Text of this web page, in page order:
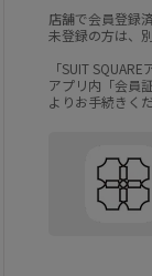
店舗で会員登録
未登録の方は、
「SUIT
アプリ内「会員
よりお手続きくだ